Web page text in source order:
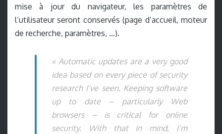
mise à jour du navigateur, les paramètres de
l’utilisateur seront conservés (page d’accueil, moteur
de recherche, paramètres, …).
« Automatic updates are a very good
idea based on every piece of security
research I’ve seen. Keeping software
up to date – particularly Web
browsers – is critical for online
security. With that in mind, I’m